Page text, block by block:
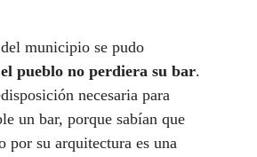
municipio se pudo
pueblo no perdiera su bar.
necesaria para
un bar, porque sabían que
por su arquitectura es una